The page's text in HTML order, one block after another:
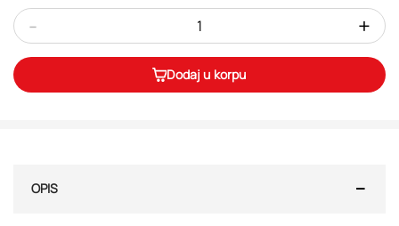
- +
Dodaj u korpu
OPIS